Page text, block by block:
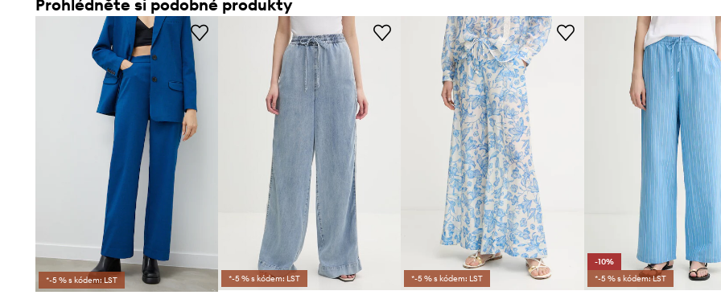
- Spodní šířka nohavice: 33 cm.
- Šířka nohavice: 32 cm.
- Vnější délka nohavic: 112 cm.
- Rozměry pro velikost: 36.
Prohlédněte si podobné produkty
*-5 % s kódem: LST *-5 % s kódem: LST *-5 % s kódem: LST
-10%
*-5 % s kódem: LST